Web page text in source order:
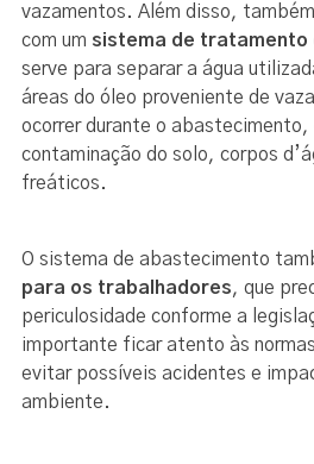
vazamentos. Além disso,
com um sistema de tratamento
serve para separar a água
áreas do óleo proveniente de
ocorrer durante o abastecimento,
contaminação do solo, corpos
freáticos.
O sistema de abastecimento
para os trabalhadores, que
periculosidade conforme a
importante ficar atento às
evitar possíveis acidentes e
ambiente.